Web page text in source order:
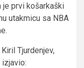
je prvi košarkaški
utakmicu sa NBA
Tjurdenjev,